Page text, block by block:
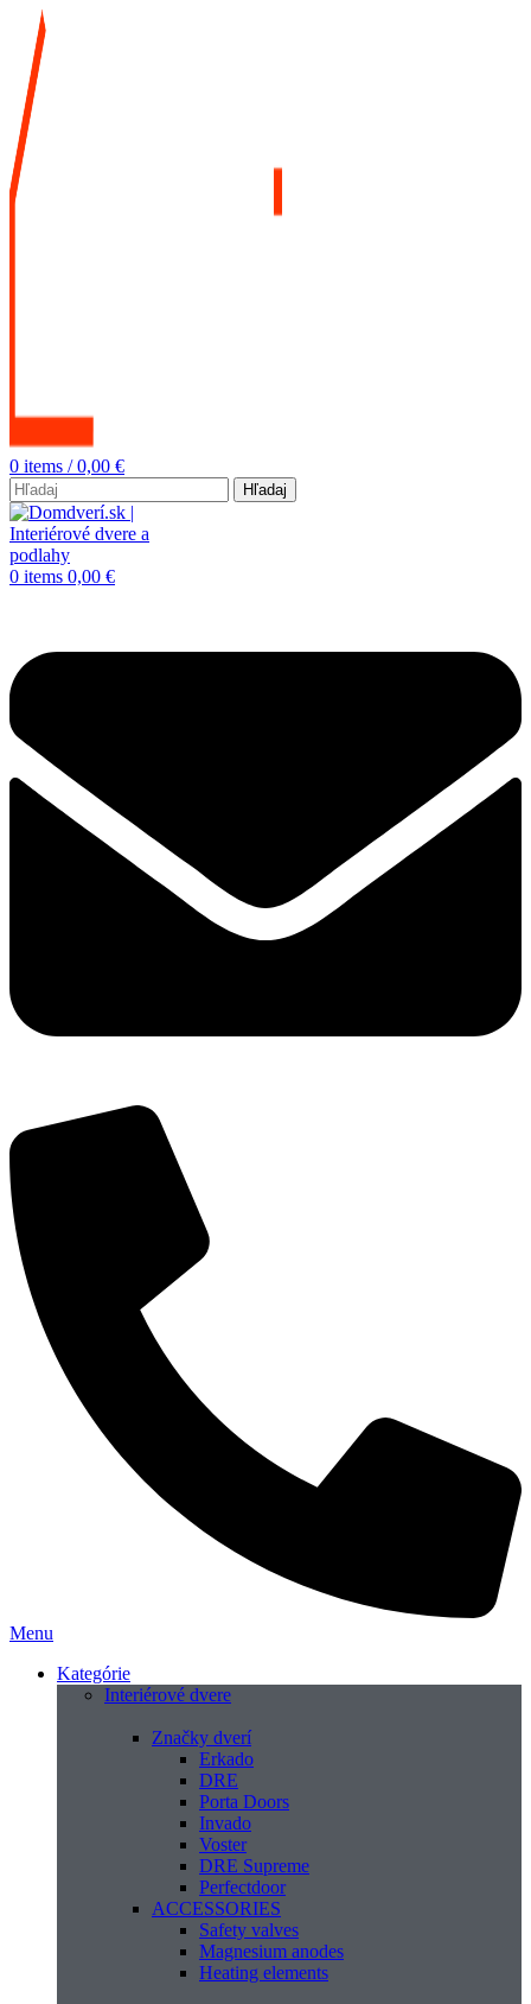
0 items / 0,00 €
Hľadaj
0 items 0,00 €
Menu
Kategórie
Interiérové dvere
Značky dverí
Erkado
DRE
Porta Doors
Invado
Voster
DRE Supreme
Perfectdoor
ACCESSORIES
Safety valves
Magnesium anodes
Heating elements